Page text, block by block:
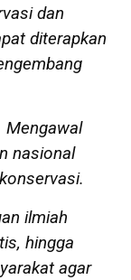
dan
diterapkan
Mengawal
nasional
ilmiah
hingga
agar